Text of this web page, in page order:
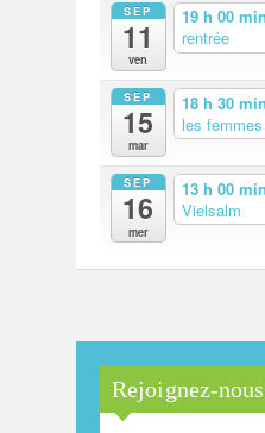
SEP
11
ven
19 h 00 min
rentrée
SEP
15
mar
18 h 30 min
les
SEP
16
mer
13 h 00 min
Vielsalm
Rejoignez-